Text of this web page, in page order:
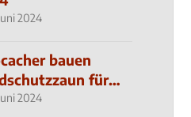
2024
bauen
für
Wald
2024